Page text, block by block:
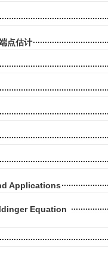
点估计
Applications
Equation